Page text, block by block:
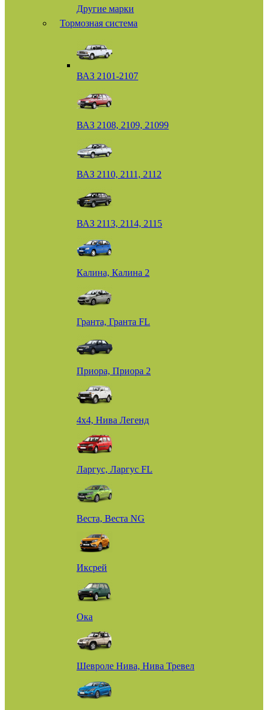
Другие марки
Тормозная система
ВАЗ 2101-2107
ВАЗ 2108, 2109, 21099
ВАЗ 2110, 2111, 2112
ВАЗ 2113, 2114, 2115
Калина, Калина 2
Гранта, Гранта FL
Приора, Приора 2
4х4, Нива Легенд
Ларгус, Ларгус FL
Веста, Веста NG
Иксрей
Ока
Шевроле Нива, Нива Тревел